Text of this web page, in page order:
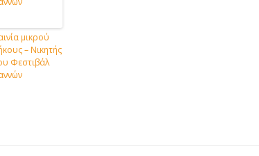
μικρού
– Νικητής
Φεστιβάλ